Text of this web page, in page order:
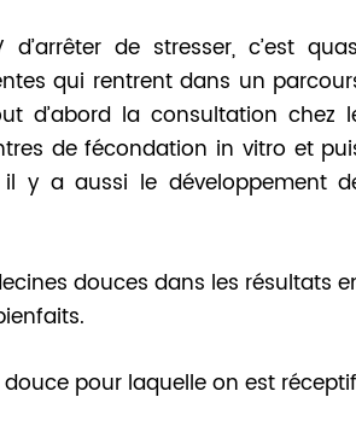
de stresser, c’est
qui rentrent dans un
d’abord la consultation chez
de fécondation in vitro et
y a aussi le développement
douces dans les résultats
pour laquelle on est